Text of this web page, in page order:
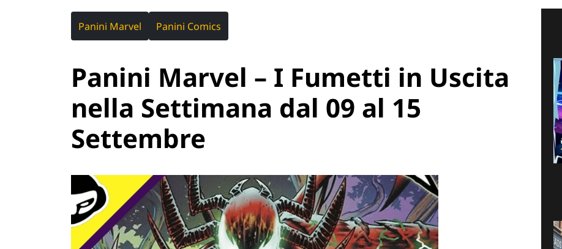
Panini Marvel Panini Comics
Panini Marvel – I Fumetti in Uscita
nella Settimana dal 09 al 15
Settembre